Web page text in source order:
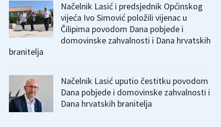
Načelnik Lasić i predsjednik Općinskog
vijeća Ivo Simović položili vijenac u
Čilipima povodom Dana pobjede i
domovinske zahvalnosti i Dana hrvatskih
branitelja
Načelnik Lasić uputio čestitku povodom
Dana pobjede i domovinske zahvalnosti i
Dana hrvatskih branitelja